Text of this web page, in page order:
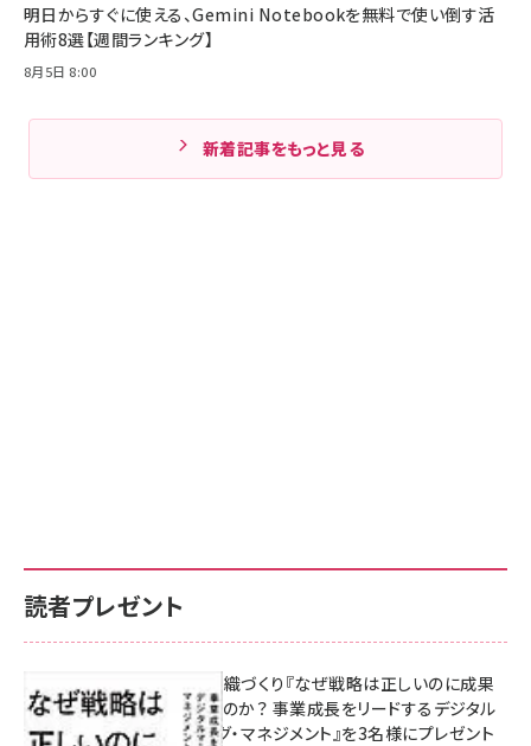
明日からすぐに使える、Gemini Notebookを無料で使い倒す活
用術8選【週間ランキング】
8月5日 8:00
新着記事をもっと見る
読者プレゼント
成果を生む組織づくり『なぜ戦略は正しいのに成果
があがらないのか？ 事業成長をリードするデジタル
マーケティング・マネジメント』を3名様にプレゼント